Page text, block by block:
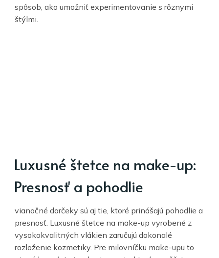
spôsob, ako umožniť experimentovanie s rôznymi
štýlmi.
Luxusné štetce na make-up:
Presnosť a pohodlie
vianočné darčeky sú aj tie, ktoré prinášajú pohodlie a
presnosť. Luxusné štetce na make-up vyrobené z
vysokokvalitných vlákien zaručujú dokonalé
rozloženie kozmetiky. Pre milovníčku make-upu to